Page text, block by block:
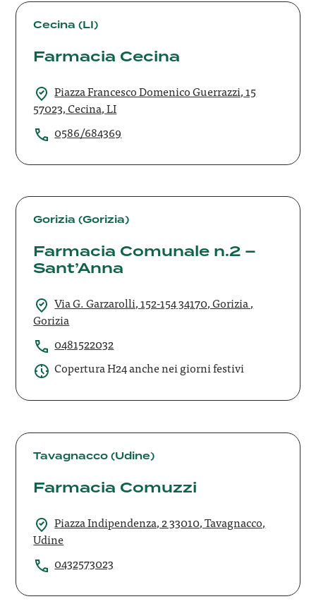
Cecina (LI)
Farmacia Cecina
Piazza Francesco Domenico Guerrazzi, 15
57023, Cecina, LI
0586/684369
Farmacia
Cecina
Gorizia (Gorizia)
Farmacia Comunale n.2 –
Sant’Anna
Via G. Garzarolli, 152-154 34170, Gorizia ,
Gorizia
0481522032
Copertura H24 anche nei giorni festivi
Farmacia
Comunale
Sant’Anna
Tavagnacco (Udine)
Farmacia Comuzzi
Piazza Indipendenza, 2 33010, Tavagnacco,
Udine
0432573023
Farmacia
Comuzzi